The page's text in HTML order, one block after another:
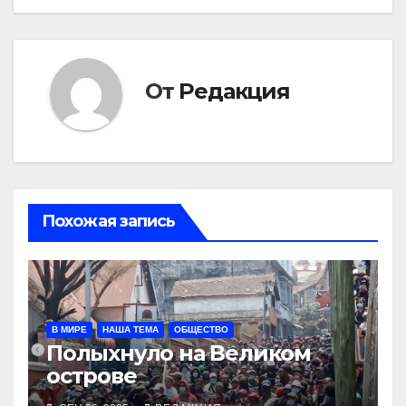
От Редакция
Похожая запись
В МИРЕ НАША ТЕМА ОБЩЕСТВО
Полыхнуло на Великом
острове